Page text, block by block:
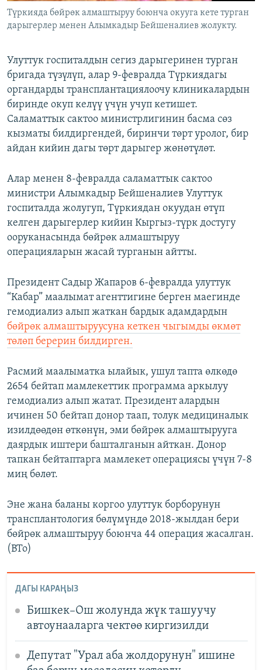
Түркияда бөйрөк алмаштыруу боюнча окууга кете турган
дарыгерлер менен Алымкадыр Бейшеналиев жолукту.
Улуттук госпиталдын сегиз дарыгеринен турган
бригада түзүлүп, алар 9-февралда Түркиядагы
органдарды трансплантациялоочу клиникалардын
биринде окуп келүү үчүн учуп кетишет.
Саламаттык сактоо министрлигинин басма сөз
кызматы билдиргендей, биринчи төрт уролог, бир
айдан кийин дагы төрт дарыгер жөнөтүлөт.
Алар менен 8-февралда саламаттык сактоо
министри Алымкадыр Бейшеналиев Улуттук
госпиталда жолугуп, Түркиядан окуудан өтүп
келген дарыгерлер кийин Кыргыз-түрк достугу
ооруканасында бөйрөк алмаштыруу
операцияларын жасай турганын айтты.
Президент Садыр Жапаров 6-февралда улуттук
“Кабар” маалымат агенттигине берген маегинде
гемодиализ алып жаткан бардык адамдардын
бөйрөк алмаштыруусуна кеткен чыгымды өкмөт
төлөп берерин билдирген.
Расмий маалыматка ылайык, ушул тапта өлкөдө
2654 бейтап мамлекеттик программа аркылуу
гемодиализ алып жатат. Президент алардын
ичинен 50 бейтап донор таап, толук медициналык
изилдөөдөн өткөнүн, эми бөйрөк алмаштырууга
даярдык иштери башталганын айткан. Донор
тапкан бейтаптарга мамлекет операциясы үчүн 7-8
миң бөлөт.
Эне жана баланы коргоо улуттук борборунун
трансплантология бөлүмүндө 2018-жылдан бери
бөйрөк алмаштыруу боюнча 44 операция жасалган.
(BTo)
ДАГЫ КАРАҢЫЗ
Бишкек–Ош жолунда жүк ташуучу
автоунааларга чектөө киргизилди
Депутат "Урал аба жолдорунун" ишине